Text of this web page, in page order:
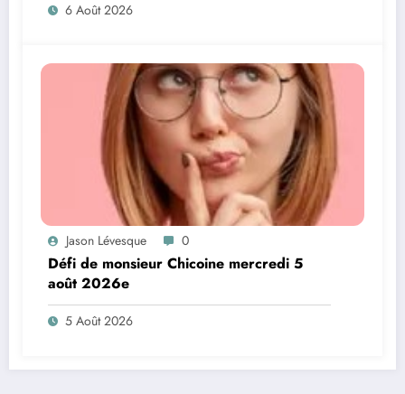
6 Août 2026
Jason Lévesque 0
Défi de monsieur Chicoine mercredi 5
août 2026e
5 Août 2026